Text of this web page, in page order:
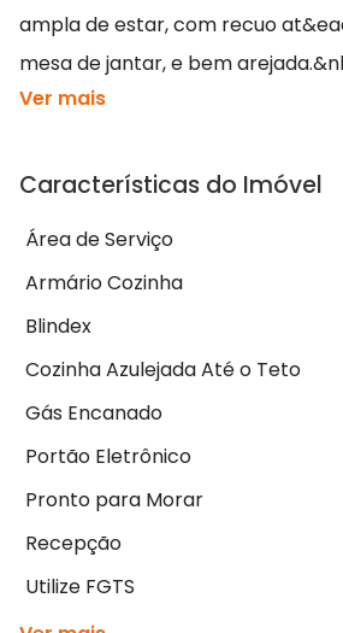
ampla de estar, com recuo
mesa de jantar, e bem
Ver mais
Características do Imóvel
Área de Serviço
Armário Cozinha
Blindex
Cozinha Azulejada Até o Teto
Gás Encanado
Portão Eletrônico
Pronto para Morar
Recepção
Utilize FGTS